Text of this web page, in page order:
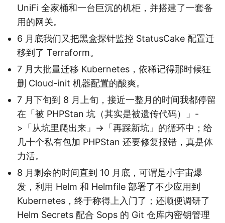
UniFi 全家桶和一台巨沉的机柜，并搭建了一套备
用的网关。
6 月底我们又把黑盒探针监控 StatusCake 配置迁
移到了 Terraform。
7 月大批量迁移 Kubernetes，依稀记得那时候狂
删 Cloud-init 机器配置的酸爽。
7 月下旬到 8 月上旬，接近一整月的时间我都停留
在「被 PHPStan 坑（其实是被遗传代码）」-
>「从坑里爬出来」->「再踩新坑」的循环中；给
几十个私有包加 PHPStan 还要修复报错，真是体
力活。
8 月剩余的时间直到 10 月底，可谓是小宇宙爆
发，利用 Helm 和 Helmfile 部署了不少应用到
Kubernetes，终于称得上入门了；还顺便调研了
Helm Secrets 配合 Sops 的 Git 仓库内密钥管理